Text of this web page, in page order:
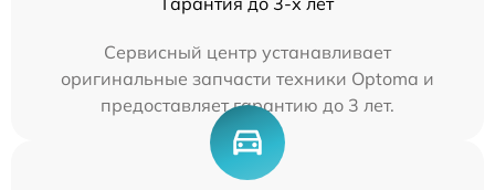
Сервисный центр устанавливает
оригинальные запчасти техники Optoma и
предоставляет гарантию до 3 лет.